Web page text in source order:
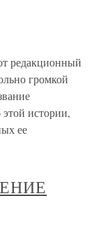
редакционный
громкой
этой истории,
ее